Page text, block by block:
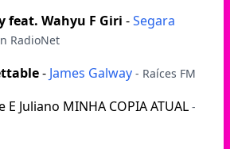
feat. Wahyu F Giri -Segara
RadioNet
- James Galway - Raíces FM
E Juliano MINHA COPIA ATUAL -